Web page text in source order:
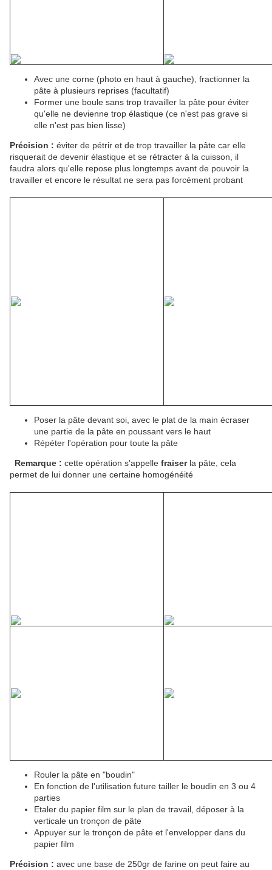
Avec une corne (photo en haut à gauche), fractionner la
pâte à plusieurs reprises (facultatif)
Former une boule sans trop travailler la pâte pour éviter
qu'elle ne devienne trop élastique (ce n'est pas grave si
elle n'est pas bien lisse)
Précision : éviter de pétrir et de trop travailler la pâte car elle
risquerait de devenir élastique et se rétracter à la cuisson, il
faudra alors qu'elle repose plus longtemps avant de pouvoir la
travailler et encore le résultat ne sera pas forcément probant
Poser la pâte devant soi, avec le plat de la main écraser
une partie de la pâte en poussant vers le haut
Répéter l'opération pour toute la pâte
Remarque : cette opération s'appelle fraiserla pâte, cela
permet de lui donner une certaine homogénéité
Rouler la pâte en "boudin"
En fonction de l'utilisation future tailler le boudin en 3 ou 4
parties
Etaler du papier film sur le plan de travail, déposer à la
verticale un tronçon de pâte
Appuyer sur le tronçon de pâte et l'envelopper dans du
papier film
Précision : avec une base de 250gr de farine on peut faire au